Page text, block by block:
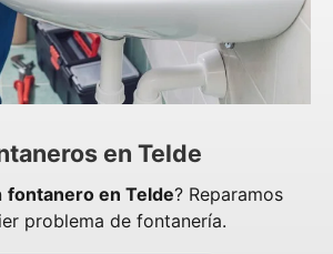
en Telde
fontanero en Telde? Reparamos
problema de fontanería.